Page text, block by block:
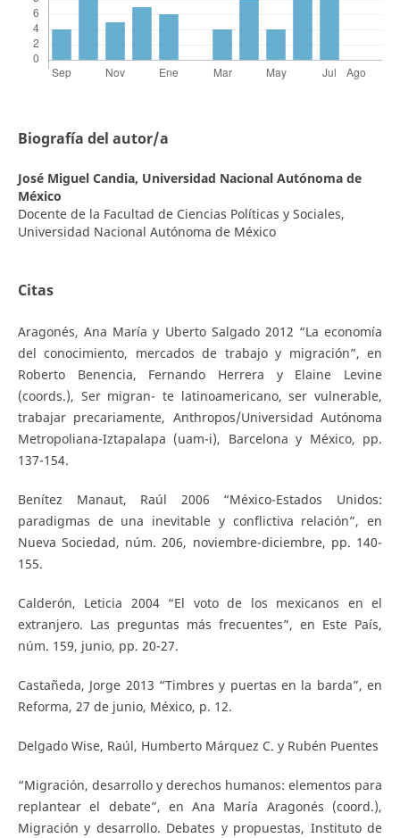
Biografía del autor/a
José Miguel Candia, Universidad Nacional Autónoma de
México
Docente de la Facultad de Ciencias Políticas y Sociales,
Universidad Nacional Autónoma de México
Citas
Aragonés, Ana María y Uberto Salgado 2012 “La economía
del conocimiento, mercados de trabajo y migración”, en
Roberto Benencia, Fernando Herrera y Elaine Levine
(coords.), Ser migran- te latinoamericano, ser vulnerable,
trabajar precariamente, Anthropos/Universidad Autónoma
Metropoliana-Iztapalapa (uam-i), Barcelona y México, pp.
137-154.
Benítez Manaut, Raúl 2006 “México-Estados Unidos:
paradigmas de una inevitable y conflictiva relación”, en
Nueva Sociedad, núm. 206, noviembre-diciembre, pp. 140-
155.
Calderón, Leticia 2004 “El voto de los mexicanos en el
extranjero. Las preguntas más frecuentes”, en Este País,
núm. 159, junio, pp. 20-27.
Castañeda, Jorge 2013 “Timbres y puertas en la barda”, en
Reforma, 27 de junio, México, p. 12.
Delgado Wise, Raúl, Humberto Márquez C. y Rubén Puentes
“Migración, desarrollo y derechos humanos: elementos para
replantear el debate”, en Ana María Aragonés (coord.),
Migración y desarrollo. Debates y propuestas, Instituto de